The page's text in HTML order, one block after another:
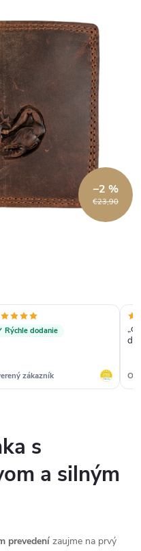
€23,90
–2 %
Rýchle dodanie
zákazník
s
a silným
prevedení zaujme na prvý